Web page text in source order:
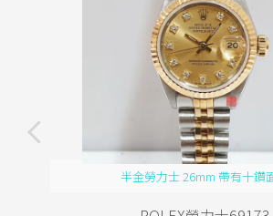
半金勞力士 26mm 帶有十鑽